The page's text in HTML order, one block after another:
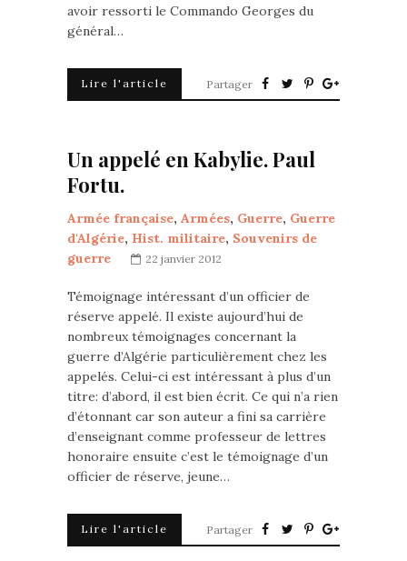
avoir ressorti le Commando Georges du
général…
Lire l'article Partager
Un appelé en Kabylie. Paul
Fortu.
Armée française, Armées, Guerre, Guerre
d'Algérie, Hist. militaire, Souvenirs de
guerre
22 janvier 2012
Témoignage intéressant d’un officier de
réserve appelé. Il existe aujourd’hui de
nombreux témoignages concernant la
guerre d’Algérie particulièrement chez les
appelés. Celui-ci est intéressant à plus d’un
titre: d’abord, il est bien écrit. Ce qui n’a rien
d’étonnant car son auteur a fini sa carrière
d’enseignant comme professeur de lettres
honoraire ensuite c’est le témoignage d’un
officier de réserve, jeune…
Lire l'article Partager